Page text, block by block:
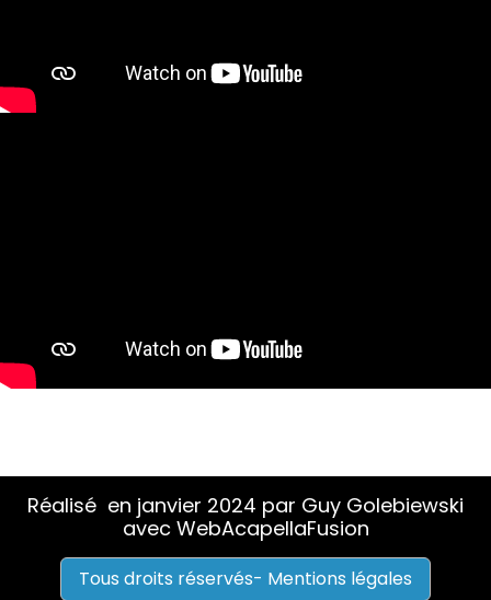
Réalisé en janvier 2024 par Guy Golebiewski
avec WebAcapellaFusion
Tous droits réservés- Mentions légales